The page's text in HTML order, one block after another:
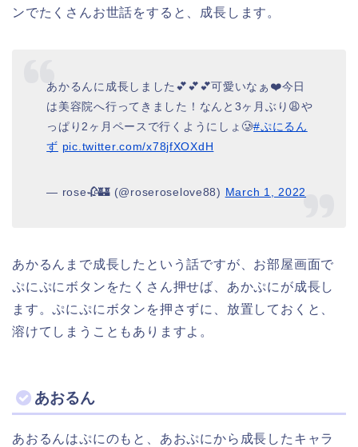
ンでたくさんお世話をすると、成長します。
あかるんに成長しました💕💕💕可愛いなぁ❤️今日
は美容院へ行ってきました！なんと3ヶ月ぶり😩や
っぱり2ヶ月ペースで行くようにしょ🥲#ぷにるん
ず pic.twitter.com/x78jfXOXdH
— rose🥀🏰 (@roseroselove88) March 1, 2022
あかるんまで成長したという話ですが、お部屋画面で
ぷにぷにボタンをたくさん押せば、あかぷにが成長し
ます。ぷにぷにボタンを押さずに、放置しておくと、
溶けてしまうこともありますよ。
あおるん
あおるんはぷにのもと、あおぷにから成長したキャラ